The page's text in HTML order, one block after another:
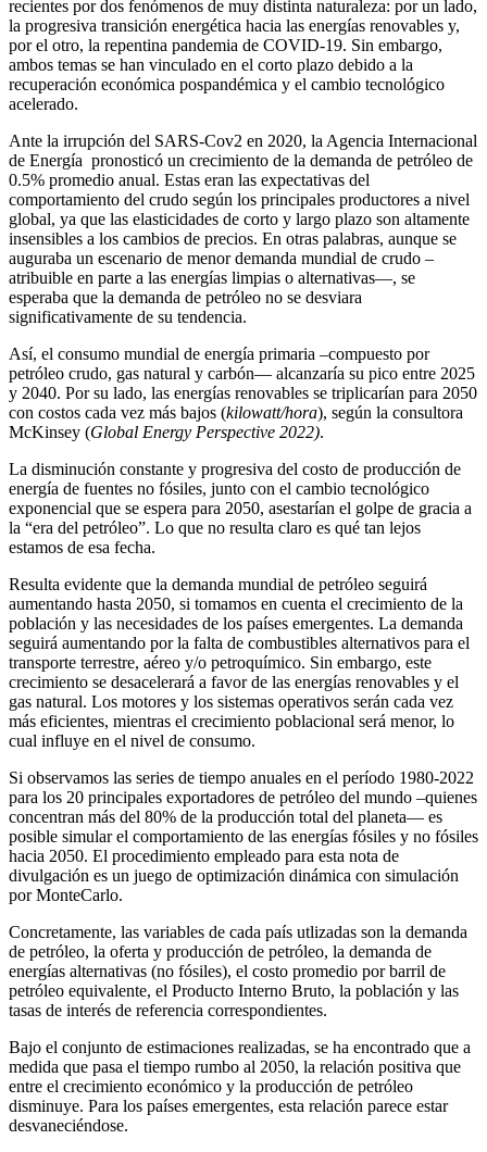
recientes por dos fenómenos de muy distinta naturaleza: por un lado,
la progresiva transición energética hacia las energías renovables y,
por el otro, la repentina pandemia de COVID-19. Sin embargo,
ambos temas se han vinculado en el corto plazo debido a la
recuperación económica pospandémica y el cambio tecnológico
acelerado.
Ante la irrupción del SARS-Cov2 en 2020, la Agencia Internacional
de Energía pronosticó un crecimiento de la demanda de petróleo de
0.5% promedio anual. Estas eran las expectativas del
comportamiento del crudo según los principales productores a nivel
global, ya que las elasticidades de corto y largo plazo son altamente
insensibles a los cambios de precios. En otras palabras, aunque se
auguraba un escenario de menor demanda mundial de crudo –
atribuible en parte a las energías limpias o alternativas—, se
esperaba que la demanda de petróleo no se desviara
significativamente de su tendencia.
Así, el consumo mundial de energía primaria –compuesto por
petróleo crudo, gas natural y carbón— alcanzaría su pico entre 2025
y 2040. Por su lado, las energías renovables se triplicarían para 2050
con costos cada vez más bajos (kilowatt/hora), según la consultora
McKinsey (Global Energy Perspective 2022).
La disminución constante y progresiva del costo de producción de
energía de fuentes no fósiles, junto con el cambio tecnológico
exponencial que se espera para 2050, asestarían el golpe de gracia a
la “era del petróleo”. Lo que no resulta claro es qué tan lejos
estamos de esa fecha.
Resulta evidente que la demanda mundial de petróleo seguirá
aumentando hasta 2050, si tomamos en cuenta el crecimiento de la
población y las necesidades de los países emergentes. La demanda
seguirá aumentando por la falta de combustibles alternativos para el
transporte terrestre, aéreo y/o petroquímico. Sin embargo, este
crecimiento se desacelerará a favor de las energías renovables y el
gas natural. Los motores y los sistemas operativos serán cada vez
más eficientes, mientras el crecimiento poblacional será menor, lo
cual influye en el nivel de consumo.
Si observamos las series de tiempo anuales en el período 1980-2022
para los 20 principales exportadores de petróleo del mundo –quienes
concentran más del 80% de la producción total del planeta— es
posible simular el comportamiento de las energías fósiles y no fósiles
hacia 2050. El procedimiento empleado para esta nota de
divulgación es un juego de optimización dinámica con simulación
por MonteCarlo.
Concretamente, las variables de cada país utlizadas son la demanda
de petróleo, la oferta y producción de petróleo, la demanda de
energías alternativas (no fósiles), el costo promedio por barril de
petróleo equivalente, el Producto Interno Bruto, la población y las
tasas de interés de referencia correspondientes.
Bajo el conjunto de estimaciones realizadas, se ha encontrado que a
medida que pasa el tiempo rumbo al 2050, la relación positiva que
entre el crecimiento económico y la producción de petróleo
disminuye. Para los países emergentes, esta relación parece estar
desvaneciéndose.